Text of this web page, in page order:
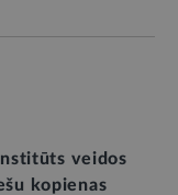
veidos
kopienas